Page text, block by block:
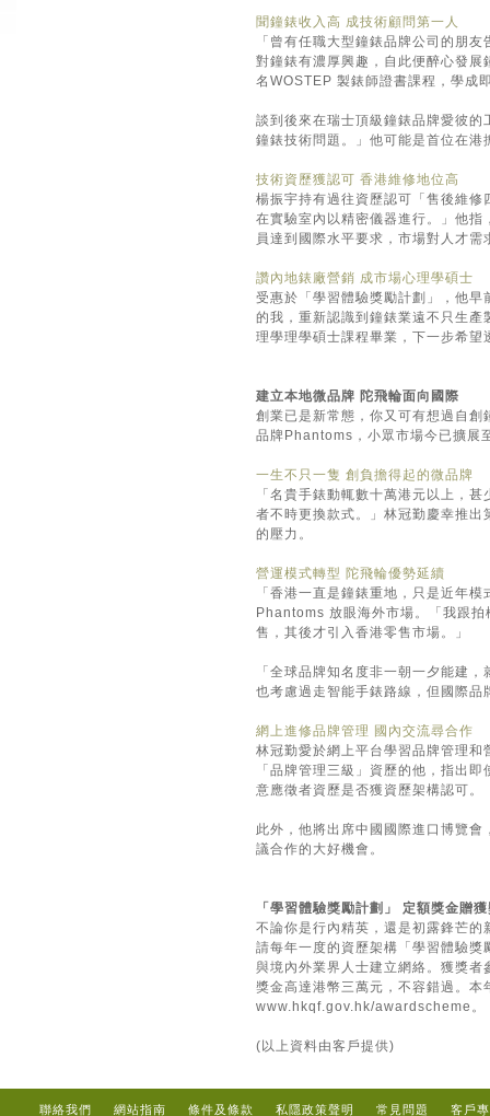
聞鐘錶收入高 成技術顧問第一人
「曾有任職大型鐘錶品牌公司的朋
對鐘錶有濃厚興趣，自此便醉心發
名WOSTEP 製錶師證書課程，學成
談到後來在瑞士頂級鐘錶品牌愛彼
鐘錶技術問題。」他可能是首位在
技術資歷獲認可 香港維修地位高
楊振宇持有過往資歷認可「售後維
在實驗室內以精密儀器進行。」他
員達到國際水平要求，市場對人才需
讚內地錶廠營銷 成市場心理學碩士
受惠於「學習體驗獎勵計劃」，他
的我，重新認識到鐘錶業遠不只生
理學理學碩士課程畢業，下一步希
建立本地微品牌 陀飛輪面向國際
創業已是新常態，你又可有想過自
品牌Phantoms，小眾市場今已擴展
一生不只一隻 創負擔得起的微品牌
「名貴手錶動輒數十萬港元以上，
者不時更換款式。」林冠勤慶幸推
的壓力。
營運模式轉型 陀飛輪優勢延續
「香港一直是鐘錶重地，只是近年
Phantoms 放眼海外市場。「我跟
售，其後才引入香港零售市場。」
「全球品牌知名度非一朝一夕能建
也考慮過走智能手錶路線，但國際
網上進修品牌管理 國內交流尋合作
林冠勤愛於網上平台學習品牌管理
「品牌管理三級」資歷的他，指出
意應徵者資歷是否獲資歷架構認可。
此外，他將出席中國國際進口博覽
議合作的大好機會。
「學習體驗獎勵計劃」 定額獎金贈
不論你是行內精英，還是初露鋒芒
請每年一度的資歷架構「學習體驗
與境內外業界人士建立網絡。獲獎
獎金高達港幣三萬元，不容錯過。
www.hkqf.gov.hk/awardscheme 。
(以上資料由客戶提供)
聯絡我們 網站指南 條件及條款 私隱政策聲明 常見問題 客戶